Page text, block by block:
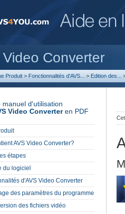
Video Converter
Produit > Fonctionnalités d'AVS... > Edition des...
manuel d'utilisation
Video Converteren PDF
AVS Video Converter?
étapes
du logiciel
d'AVS Video Converter
des paramètres du programme
des fichiers vidéo